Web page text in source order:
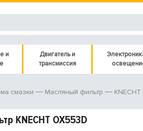
и
Двигатель и
трансмиссия
смазки Масляный фильтр
KNECHT OX553D